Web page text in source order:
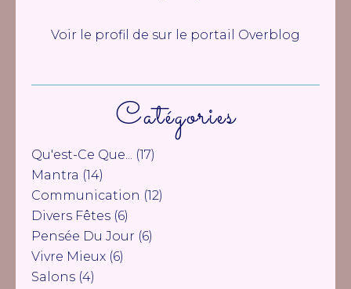
Catégories
Qu'est-Ce Que... (17)
Mantra (14)
Communication (12)
Divers Fêtes (6)
Pensée Du Jour (6)
Vivre Mieux (6)
Salons (4)
Voir le profil de sur le portail Overblog